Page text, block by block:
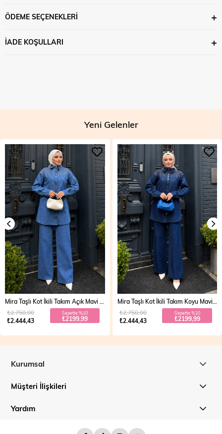
ÖDEME SEÇENEKLERI
İADE KOŞULLARI
Yeni Gelenler
₺2.444,43
₺2.750,00 Sepette %10
₺2199,99
Vera Fermuarlı Denim Takım Açık Mavi 19298
₺2.499,99
₺2.700,00 Sepette %20
₺1999,99
Kurumsal
Müşteri İlişkileri
Yardım